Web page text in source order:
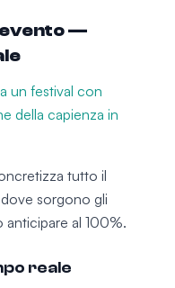
—
un festival con
della capienza in
tutto il
sorgono gli
anticipare al 100%.
reale